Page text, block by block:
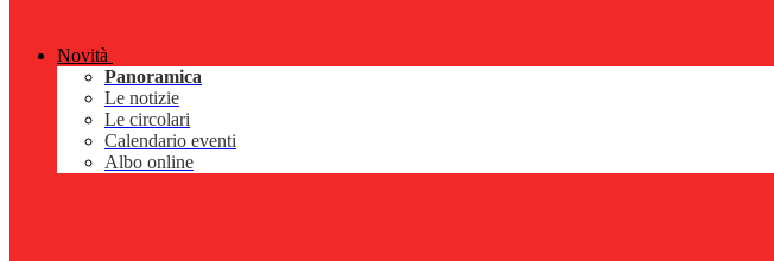
Novità
Panoramica
Le notizie
Le circolari
Calendario eventi
Albo online